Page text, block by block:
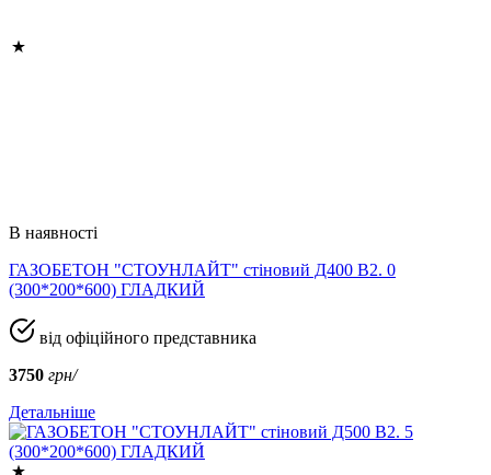
В наявності
ГАЗОБЕТОН "СТОУНЛАЙТ" стіновий Д400 В2. 0
(300*200*600) ГЛАДКИЙ
від офіційного представника
3750 грн/
Детальніше